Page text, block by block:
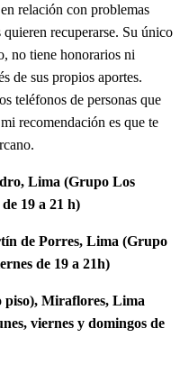
relación con problemas
recuperarse. Su único
no tiene honorarios ni
de sus propios aportes.
teléfonos de personas que
recomendación es que te
Lima (Grupo Los
19 a 21 h)
de Porres, Lima (Grupo
de 19 a 21h)
piso), Miraflores, Lima
viernes y domingos de